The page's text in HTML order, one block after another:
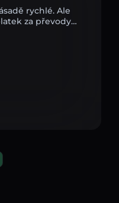
rychlé. Ale
za převody…